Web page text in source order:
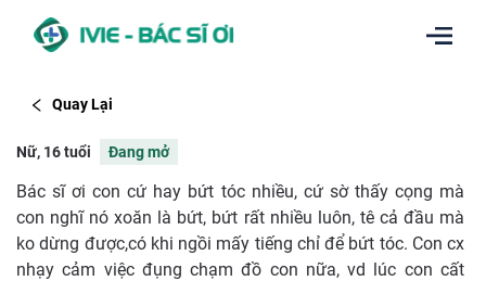
Quay Lại
Nữ, 16 tuổi Đang mở
Bác sĩ ơi con cứ hay bứt tóc nhiều, cứ sờ thấy cọng mà
con nghĩ nó xoăn là bứt, bứt rất nhiều luôn, tê cả đầu mà
ko dừng được,có khi ngồi mấy tiếng chỉ để bứt tóc. Con cx
nhạy cảm việc đụng chạm đồ con nữa, vd lúc con cất